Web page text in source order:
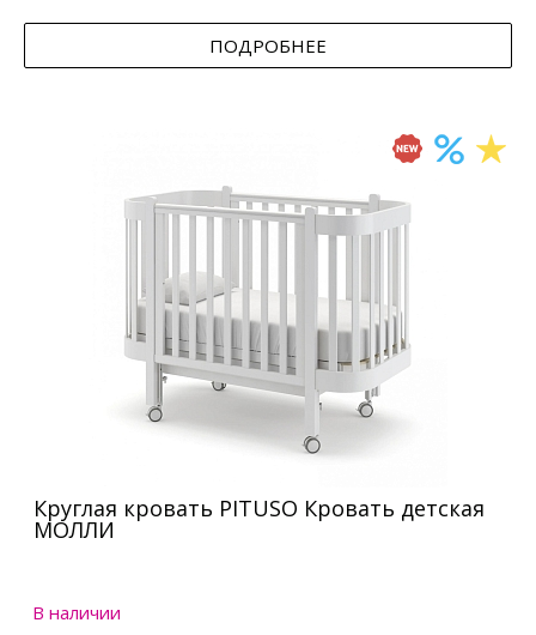
ПОДРОБНЕЕ
Круглая кровать PITUSO Кровать детская
МОЛЛИ
В наличии